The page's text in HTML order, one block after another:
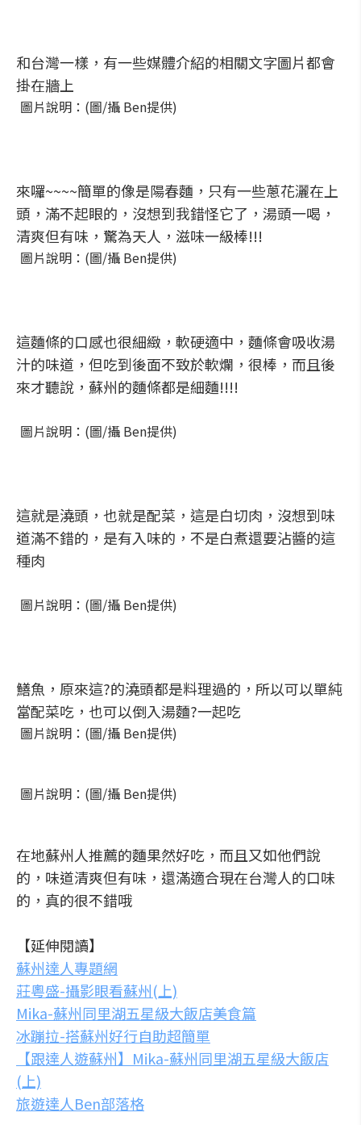
和台灣一樣，有一些媒體介紹的相關文字圖片都會
掛在牆上
圖片說明：(圖/攝 Ben提供)
來囉~~~~簡單的像是陽春麵，只有一些蔥花灑在上
頭，滿不起眼的，沒想到我錯怪它了，湯頭一喝，
清爽但有味，驚為天人，滋味一級棒!!!
圖片說明：(圖/攝 Ben提供)
這麵條的口感也很細緻，軟硬適中，麵條會吸收湯
汁的味道，但吃到後面不致於軟爛，很棒，而且後
來才聽說，蘇州的麵條都是細麵!!!!
圖片說明：(圖/攝 Ben提供)
這就是澆頭，也就是配菜，這是白切肉，沒想到味
道滿不錯的，是有入味的，不是白煮還要沾醬的這
種肉
圖片說明：(圖/攝 Ben提供)
鱔魚，原來這?的澆頭都是料理過的，所以可以單純
當配菜吃，也可以倒入湯麵?一起吃
圖片說明：(圖/攝 Ben提供)
圖片說明：(圖/攝 Ben提供)
在地蘇州人推薦的麵果然好吃，而且又如他們說
的，味道清爽但有味，還滿適合現在台灣人的口味
的，真的很不錯哦
【延伸閱讀】
蘇州達人專題網
莊粵盛-攝影眼看蘇州(上)
Mika-蘇州同里湖五星級大飯店美食篇
冰蹦拉-搭蘇州好行自助超簡單
【跟達人遊蘇州】Mika-蘇州同里湖五星級大飯店
(上)
旅遊達人Ben部落格